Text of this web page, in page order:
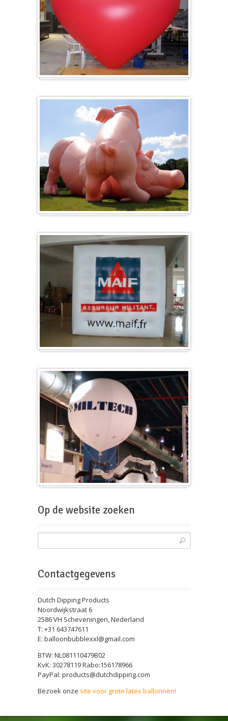
Op de website zoeken
Contactgegevens
Dutch Dipping Products
Noordwijkstraat 6
2586 VH Scheveningen, Nederland
T: +31 643747611
E: balloonbubblexxl@gmail.com
BTW: NL081110479B02
KvK: 30278119 Rabo:156178966
PayPal: products@dutchdipping.com
Bezoek onze site voor grote latex ballonnen!